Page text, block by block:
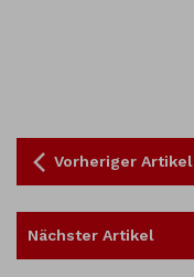
Vorheriger Artikel
Nächster Artikel